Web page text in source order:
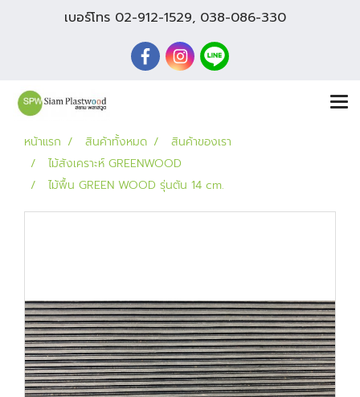
เบอร์โทร 02-912-1529, 038-086-330
หน้าแรก สินค้าทั้งหมด
สินค้าของเรา
ไม้สังเคราะห์ GREENWOOD
ไม้พื้น GREEN WOOD รุ่นตัน 14 cm.